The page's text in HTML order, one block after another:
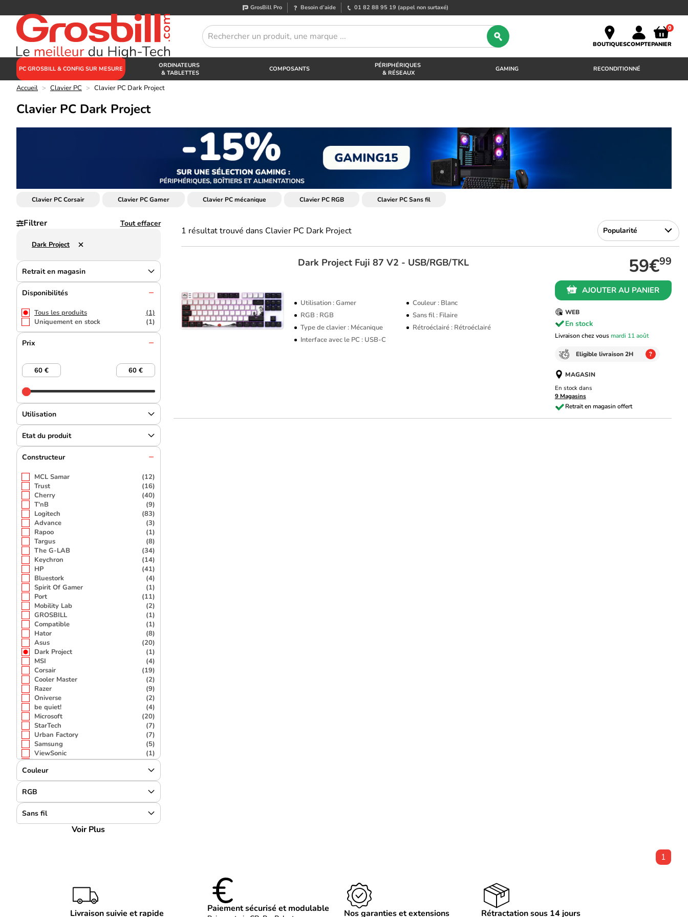
GrosBill Pro Besoin d’aide 01 82 88 95 19 (appel non surtaxé)
BOUTIQUESCOMPTE
0
PANIER
PC GROSBILL & CONFIG SUR MESURE
ORDINATEURS
& TABLETTES
COMPOSANTS
PÉRIPHÉRIQUES
& RÉSEAUX
GAMING RECONDITIONNÉ
Accueil > Clavier PC > Clavier PC Dark Project
Clavier PC Dark Project
Clavier PC Corsair Clavier PC Gamer Clavier PC mécanique Clavier PC RGB Clavier PC Sans fil
Filtrer Tout effacer
Dark Project
Retrait en magasin
Disponibilités
Tous les produits
(1)
Uniquement en stock
(1)
Prix
Utilisation
Etat du produit
Constructeur
MCL Samar
(12)
Trust
(16)
Cherry
(40)
T'nB
(9)
Logitech
(83)
Advance
(3)
Rapoo
(1)
Targus
(8)
The G-LAB
(34)
Keychron
(14)
HP
(41)
Bluestork
(4)
Spirit Of Gamer
(1)
Port
(11)
Mobility Lab
(2)
GROSBILL
(1)
Compatible
(1)
Hator
(8)
Asus
(20)
Dark Project
(1)
MSI
(4)
Corsair
(19)
Cooler Master
(2)
Razer
(9)
Oniverse
(2)
be quiet!
(4)
Microsoft
(20)
StarTech
(7)
Urban Factory
(7)
Samsung
(5)
ViewSonic
(1)
Acer
(2)
Kensington
(11)
DELL
(20)
Mobilis
(3)
DLH Energy
V7
(1)
Lenovo
(21)
(1)
Couleur
RGB
Sans fil
Voir Plus
1 résultat trouvé dans Clavier PC Dark Project
Dark Project Fuji 87 V2 - USB/RGB/TKL
Utilisation : Gamer
Couleur : Blanc
RGB : RGB
Sans fil : Filaire
Type de clavier : Mécanique
Rétroéclairé : Rétroéclairé
Interface avec le PC : USB-C
59€99
AJOUTER AU PANIER
WEB
En stock
Livraison chez vousmardi 11 août
Eligible livraison 2H ?
MAGASIN
En stock dans
9 Magasins
1
Livraison suivie et rapide Paiement sécurisé et modulable Nos garanties et extensions Rétractation sous 14 jours